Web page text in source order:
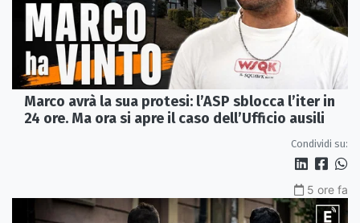
Marco avrà la sua protesi: l’ASP sblocca l’iter in
24 ore. Ma ora si apre il caso dell’Ufficio ausili
Condividi su:
5 ore fa